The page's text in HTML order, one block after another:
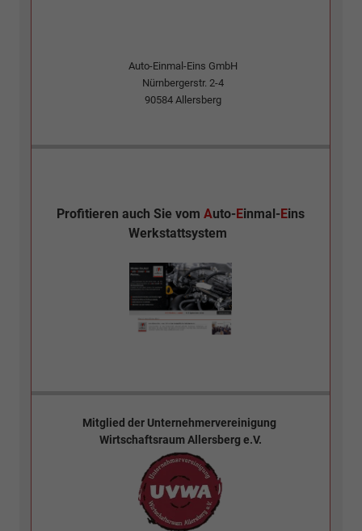
Auto-Einmal-Eins GmbH
Nürnbergerstr. 2-4
90584 Allersberg
Profitieren auch Sie vomAuto-Einmal-Eins
Werkstattsystem
Mitglied der Unternehmervereinigung
Wirtschaftsraum Allersberg e.V.